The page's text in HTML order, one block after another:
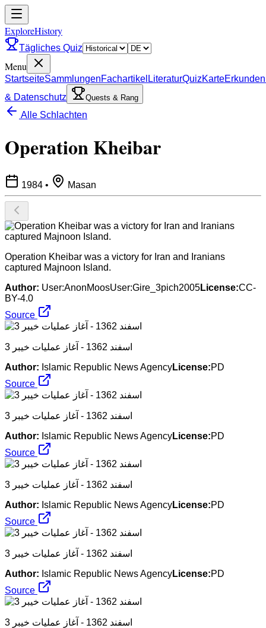
ExploreHistory
Tägliches Quiz
Menu
StartseiteSammlungenFachartikel LiteraturQuizKarteErkunden
& Datenschutz
Quests & Rang
Alle Schlachten
Operation Kheibar
1984 • Masan
Operation Kheibar was a victory for Iran and Iranians
captured Majnoon Island.
Author: User:AnonMoosUser:Gire_3pich2005License:CC-
BY-4.0
Source
3 اسفند 1362 - آغاز عملیات خیبر
Author: Islamic Republic News AgencyLicense:PD
Source
3 اسفند 1362 - آغاز عملیات خیبر
Author: Islamic Republic News AgencyLicense:PD
Source
3 اسفند 1362 - آغاز عملیات خیبر
Author: Islamic Republic News AgencyLicense:PD
Source
3 اسفند 1362 - آغاز عملیات خیبر
Author: Islamic Republic News AgencyLicense:PD
Source
3 اسفند 1362 - آغاز عملیات خیبر